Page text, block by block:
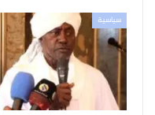
سياسية